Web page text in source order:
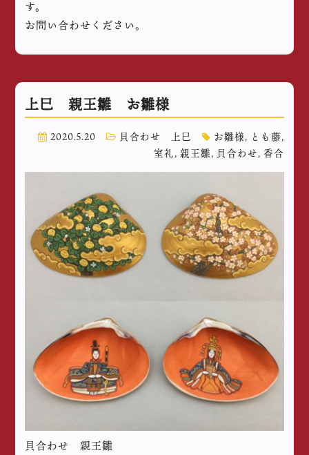
す。
お問い合わせください。
上巳 親王雛 お雛様
2020.5.20 貝合わせ 上巳 お雛様, とも藤,
室礼, 親王雛, 貝合わせ, 香合
貝合わせ 親王雛